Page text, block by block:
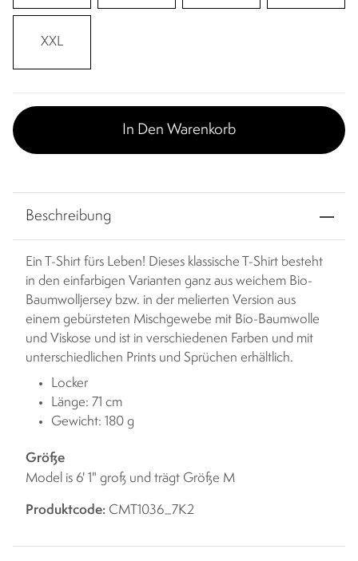
XXL
In Den Warenkorb
Beschreibung
Ein T-Shirt fürs Leben! Dieses klassische T-Shirt besteht
in den einfarbigen Varianten ganz aus weichem Bio-
Baumwolljersey bzw. in der melierten Version aus
einem gebürsteten Mischgewebe mit Bio-Baumwolle
und Viskose und ist in verschiedenen Farben und mit
unterschiedlichen Prints und Sprüchen erhältlich.
Locker
Länge: 71 cm
Gewicht: 180 g
Größe
Model is 6' 1" groß und trägt Größe M
Produktcode: CMT1036_7K2